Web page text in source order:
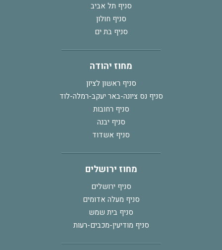
סניף תל אביב
סניף חולון
סניף בת ים
מחוז יהודה
סניף ראשון לציון
סניף נס ציונה-באר יעקב-רמלה-לוד
סניף רחובות
סניף יבנה
סניף אשדוד
מחוז ירושלים
סניף ירושלים
סניף מעלה אדומים
סניף בית שמש
סניף מודיעין-מכבים-רעות